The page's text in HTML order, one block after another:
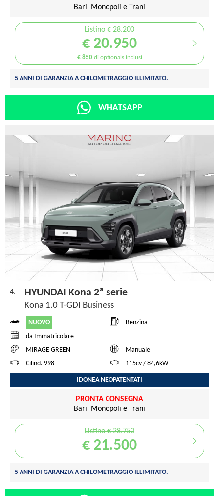
Bari, Monopoli e Trani
Listino € 28.200
€ 20.950
€ 850di optionals inclusi
5 ANNI DI GARANZIA A CHILOMETRAGGIO ILLIMITATO.
WHATSAPP
4. HYUNDAI Kona 2ª serie
Kona 1.0 T-GDI Business
NUOVO
Benzina
da Immatricolare
MIRAGE GREEN
Manuale
Cilind. 998
115cv / 84,6kW
IDONEA NEOPATENTATI
PRONTA CONSEGNA
Bari, Monopoli e Trani
Listino € 28.750
€ 21.500
5 ANNI DI GARANZIA A CHILOMETRAGGIO ILLIMITATO.